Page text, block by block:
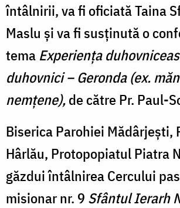
întâlnirii, va fi oficiată Taina
Maslu și va fi susținută o
tema Experiența
duhovnici – Geronda (ex.
nemțene),de către Pr. Paul-
Biserica Parohiei Mădârjești,
Hârlău, Protopopiatul Piatra
găzdui întâlnirea Cercului
misionar nr. 9 Sfântul Ierarh